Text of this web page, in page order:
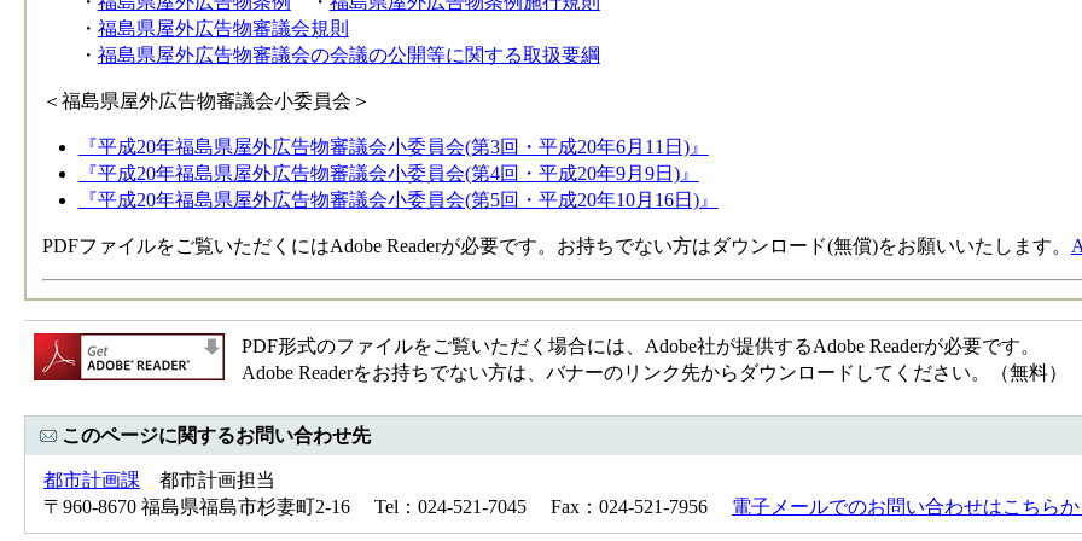
・ 福島県屋外広告物審議会規則
・ 福島県屋外広告物審議会の会議の公開等に関する取扱要綱
＜福島県屋外広告物審議会小委員会＞
『平成20年福島県屋外広告物審議会小委員会(第3回・平成20年6月11日)』
『平成20年福島県屋外広告物審議会小委員会(第4回・平成20年9月9日)』
『平成20年福島県屋外広告物審議会小委員会(第5回・平成20年10月16日)』
PDFファイルをご覧いただくにはAdobe Readerが必要です。お持ちでない方はダウンロード(無償)をお願いいたします。
PDF形式のファイルをご覧いただく場合には、Adobe社が提供するAdobe Readerが必要です。
Adobe Readerをお持ちでない方は、バナーのリンク先からダウンロードしてください。（無料）
このページに関するお問い合わせ先
都市計画課 都市計画担当
〒960-8670 福島県福島市杉妻町2-16 Tel：024-521-7045 Fax：024-521-7956 電子メールでのお問い合わせはこちらか